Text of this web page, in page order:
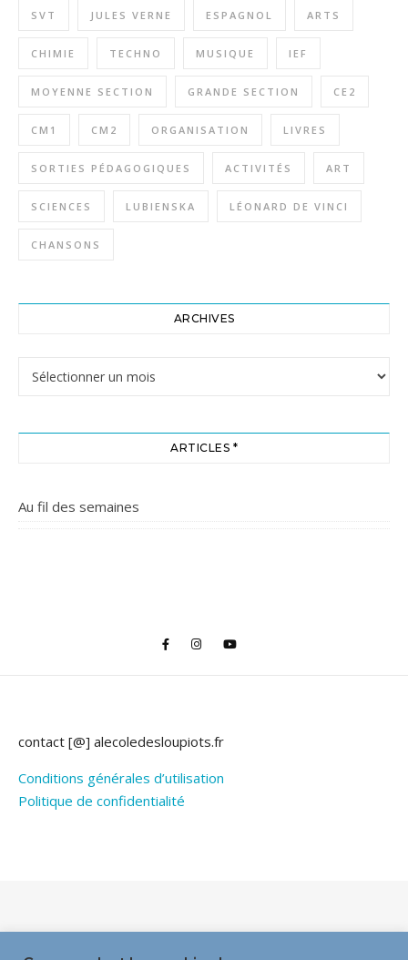
SVT JULES VERNE ESPAGNOL ARTS
CHIMIE TECHNO MUSIQUE IEF
MOYENNE SECTION GRANDE SECTION CE2
CM1 CM2 ORGANISATION LIVRES
SORTIES PÉDAGOGIQUES ACTIVITÉS ART
SCIENCES LUBIENSKA LÉONARD DE VINCI
CHANSONS
ARCHIVES
ARTICLES *
Au fil des semaines
contact [@] alecoledesloupiots.fr
Conditions générales d’utilisation
Politique de confidentialité